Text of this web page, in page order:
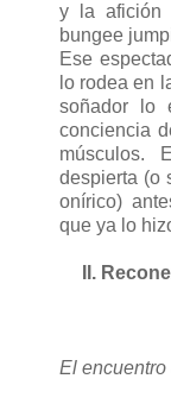
y la afición
bungee
Ese
lo rodea en
soñador lo
conciencia
músculos.
despierta (o
onírico)
que ya lo
II.
El encuentro